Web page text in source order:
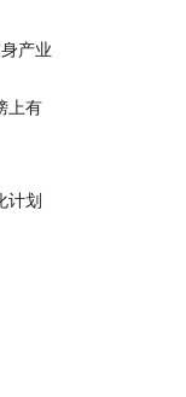
产业
上有
计划